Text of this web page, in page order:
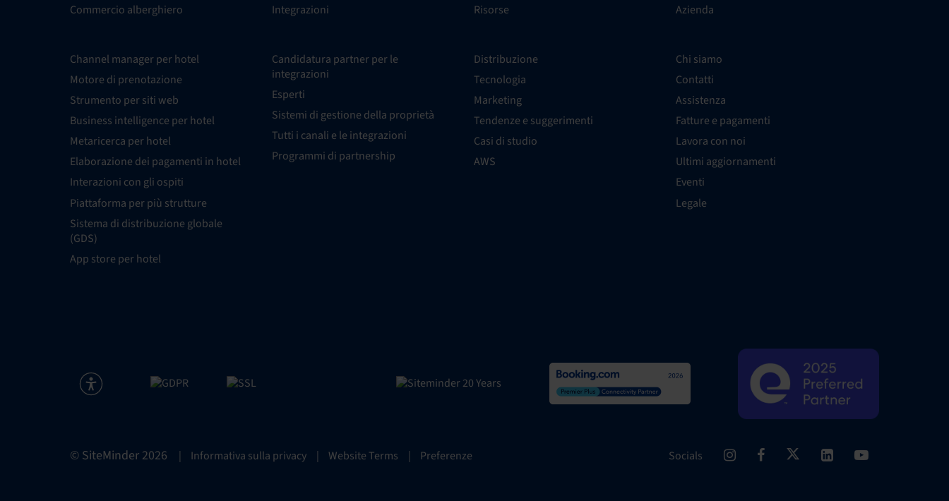
Commercio alberghiero
Channel manager per hotel
Motore di prenotazione
Strumento per siti web
Business intelligence per hotel
Metaricerca per hotel
Elaborazione dei pagamenti in hotel
Interazioni con gli ospiti
Piattaforma per più strutture
Sistema di distribuzione globale
(GDS)
App store per hotel
Integrazioni
Candidatura partner per le
integrazioni
Esperti
Sistemi di gestione della proprietà
Tutti i canali e le integrazioni
Programmi di partnership
Risorse
Distribuzione
Tecnologia
Marketing
Tendenze e suggerimenti
Casi di studio
AWS
Azienda
Chi siamo
Contatti
Assistenza
Fatture e pagamenti
Lavora con noi
Ultimi aggiornamenti
Eventi
Legale
© SiteMinder 2026 | Informativa sulla privacy | Website Terms | Preferenze Socials